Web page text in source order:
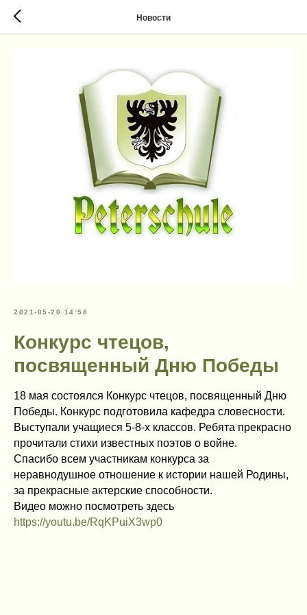
Новости
2021-05-20 14:58
Конкурс чтецов,
посвященный Дню Победы
18 мая состоялся Конкурс чтецов, посвященный Дню
Победы. Конкурс подготовила кафедра словесности.
Выступали учащиеся 5-8-х классов. Ребята прекрасно
прочитали стихи известных поэтов о войне.
Спасибо всем участникам конкурса за
неравнодушное отношение к истории нашей Родины,
за прекрасные актерские способности.
Видео можно посмотреть здесь
https://youtu.be/RqKPuiX3wp0